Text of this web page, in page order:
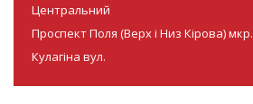
Центральний
Проспект Поля (Верх і Низ Кірова) мкр.
Кулагіна вул.